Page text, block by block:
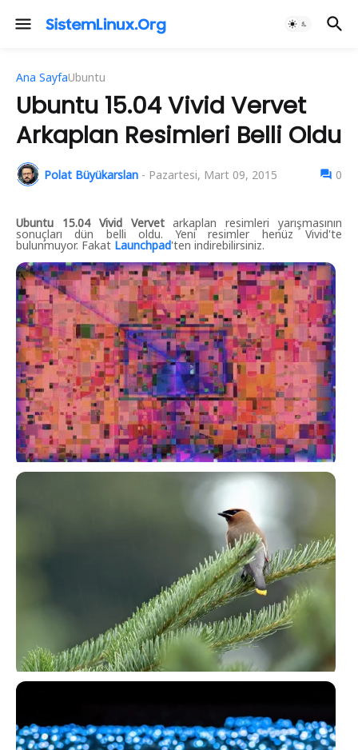
Ana SayfaUbuntu
Ubuntu 15.04 Vivid Vervet
Arkaplan Resimleri Belli Oldu
Polat Büyükarslan - Pazartesi, Mart 09, 2015 0
Ubuntu 15.04 Vivid Vervetarkaplan resimleri yarışmasının
sonuçları dün belli oldu. Yeni resimler henüz Vivid'te
bulunmuyor. Fakat Launchpad'ten indirebilirsiniz.